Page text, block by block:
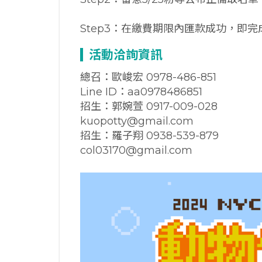
Step3：在繳費期限內匯款成功，即完
活動洽詢資訊
總召：歐峻宏 0978-486-851
Line ID：aa0978486851
招生：郭婉萱 0917-009-028
kuopotty@gmail.com
招生：羅子翔 0938-539-879
col03170@gmail.com